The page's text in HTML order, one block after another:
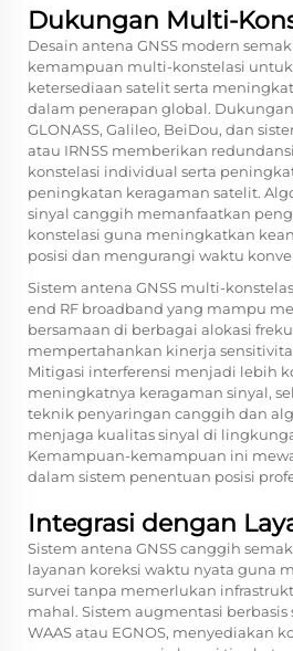
Dukungan Multi-
Desain antena GNSS modern
kemampuan multi-konstelasi
ketersediaan satelit serta
dalam penerapan global. Dukungan
GLONASS, Galileo, BeiDou, dan
atau IRNSS memberikan
konstelasi individual serta
peningkatan keragaman satelit.
sinyal canggih memanfaatkan
konstelasi guna meningkatkan
posisi dan mengurangi waktu
Sistem antena GNSS multi-
end RF broadband yang mampu
bersamaan di berbagai alokasi
mempertahankan kinerja
Mitigasi interferensi menjadi lebih
meningkatnya keragaman sinyal,
teknik penyaringan canggih dan
menjaga kualitas sinyal di
Kemampuan-kemampuan ini
dalam sistem penentuan posisi
Integrasi dengan
Sistem antena GNSS canggih
layanan koreksi waktu nyata guna
survei tanpa memerlukan
mahal. Sistem augmentasi berbasis
WAAS atau EGNOS, menyediakan